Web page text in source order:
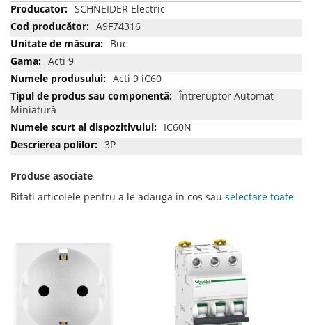
Mai
multe
informatii
SCHNEIDER Electric
A9F74316
Buc
Acti 9
Acti 9 iC60
Întreruptor Automat
Miniatură
IC60N
3P
Produse asociate
Bifati articolele pentru a le adauga in cos sau selectare toate